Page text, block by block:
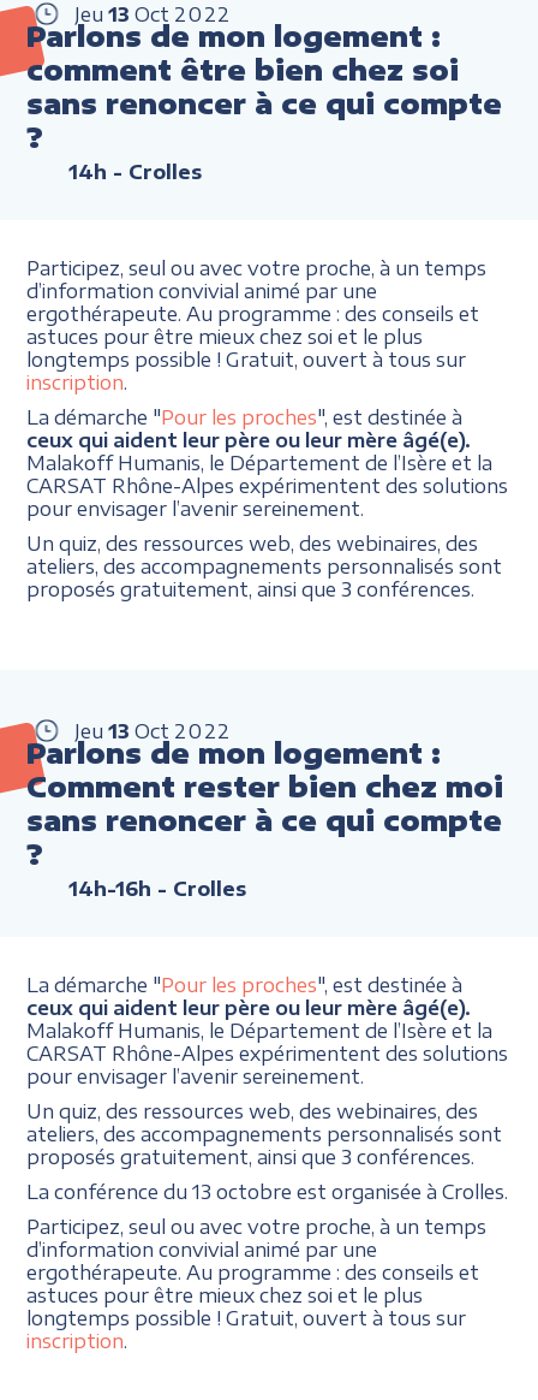
Jeu 13 Oct 2022
Parlons de mon logement :
comment être bien chez soi
sans renoncer à ce qui compte
?
14h - Crolles
Participez, seul ou avec votre proche, à un temps
d’information convivial animé par une
ergothérapeute. Au programme : des conseils et
astuces pour être mieux chez soi et le plus
longtemps possible ! Gratuit, ouvert à tous sur
inscription
La démarche "Pour les proches", est destinée à
ceux qui aident leur père ou leur mère âgé(e).
Malakoff Humanis, le Département de l’Isère et la
CARSAT Rhône-Alpes expérimentent des solutions
pour envisager l’avenir sereinement.
Un quiz, des ressources web, des webinaires, des
ateliers, des accompagnements personnalisés sont
proposés gratuitement, ainsi que 3 conférences.
Jeu 13 Oct 2022
Parlons de mon logement :
Comment rester bien chez moi
sans renoncer à ce qui compte
?
14h-16h - Crolles
La démarche "Pour les proches", est destinée à
ceux qui aident leur père ou leur mère âgé(e).
Malakoff Humanis, le Département de l’Isère et la
CARSAT Rhône-Alpes expérimentent des solutions
pour envisager l’avenir sereinement.
Un quiz, des ressources web, des webinaires, des
ateliers, des accompagnements personnalisés sont
proposés gratuitement, ainsi que 3 conférences.
La conférence du 13 octobre est organisée à Crolles.
Participez, seul ou avec votre proche, à un temps
d’information convivial animé par une
ergothérapeute. Au programme : des conseils et
astuces pour être mieux chez soi et le plus
longtemps possible ! Gratuit, ouvert à tous sur
inscription